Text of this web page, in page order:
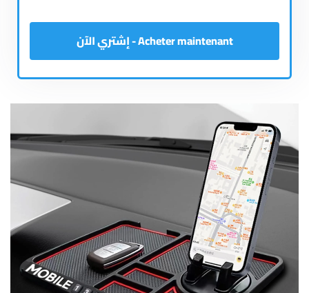
Acheter maintenant - إشتري الآن